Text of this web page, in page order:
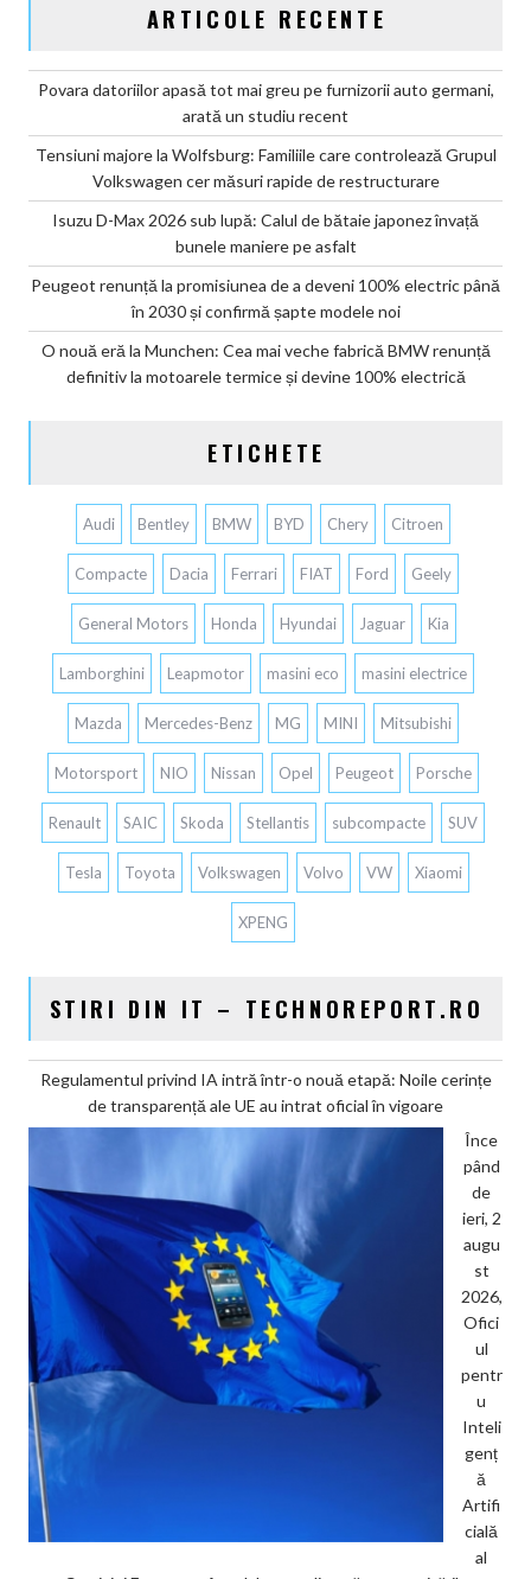
ARTICOLE RECENTE
Povara datoriilor apasă tot mai greu pe furnizorii auto germani,
arată un studiu recent
Tensiuni majore la Wolfsburg: Familiile care controlează Grupul
Volkswagen cer măsuri rapide de restructurare
Isuzu D-Max 2026 sub lupă: Calul de bătaie japonez învață
bunele maniere pe asfalt
Peugeot renunță la promisiunea de a deveni 100% electric până
în 2030 și confirmă șapte modele noi
O nouă eră la Munchen: Cea mai veche fabrică BMW renunță
definitiv la motoarele termice și devine 100% electrică
ETICHETE
Audi Bentley BMW BYD Chery Citroen
Compacte Dacia Ferrari FIAT Ford Geely
General Motors Honda Hyundai Jaguar Kia
Lamborghini Leapmotor masini eco masini electrice
Mazda Mercedes-Benz MG MINI Mitsubishi
Motorsport NIO Nissan Opel Peugeot Porsche
Renault SAIC Skoda Stellantis subcompacte SUV
Tesla Toyota Volkswagen Volvo VW Xiaomi
XPENG
STIRI DIN IT – TECHNOREPORT.RO
Regulamentul privind IA intră într-o nouă etapă: Noile cerințe
de transparență ale UE au intrat oficial în vigoare
Înce
pând
de
ieri, 2
augu
st
2026,
Ofici
ul
pentr
u
Inteli
genț
ă
Artifi
cială
al